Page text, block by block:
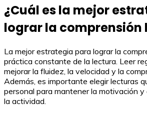
¿Cuál es la mejor
lograr la comprensión
La mejor estrategia para lograr la
práctica constante de la lectura. Leer
mejorar la fluidez, la velocidad y la
Además, es importante elegir lecturas
personal para mantener la motivación y
la actividad.